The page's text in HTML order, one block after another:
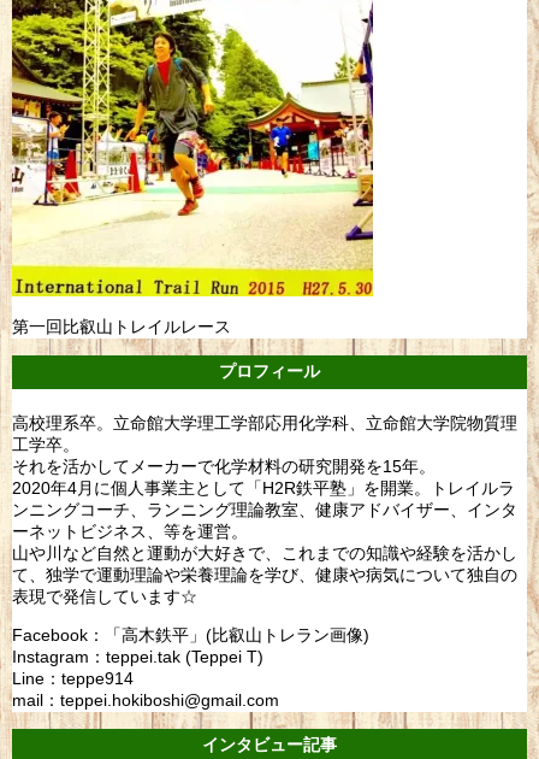
第一回比叡山トレイルレース
プロフィール
高校理系卒。立命館大学理工学部応用化学科、立命館大学院物質理
工学卒。
それを活かしてメーカーで化学材料の研究開発を15年。
2020年4月に個人事業主として「H2R鉄平塾」を開業。トレイルラ
ンニングコーチ、ランニング理論教室、健康アドバイザー、インタ
ーネットビジネス、等を運営。
山や川など自然と運動が大好きで、これまでの知識や経験を活かし
て、独学で運動理論や栄養理論を学び、健康や病気について独自の
表現で発信しています☆
Facebook：「高木鉄平」(比叡山トレラン画像)
Instagram：teppei.tak (Teppei T)
Line：teppe914
mail：teppei.hokiboshi@gmail.com
インタビュー記事